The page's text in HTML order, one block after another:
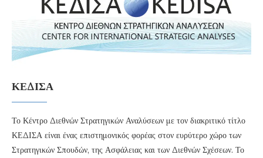
ΚΕΔΙΣΑ
Το Κέντρο Διεθνών Στρατηγικών Αναλύσεων με τον διακριτικό τίτλο
ΚΕΔΙΣΑ είναι ένας επιστημονικός φορέας στον ευρύτερο χώρο των
Στρατηγικών Σπουδών, της Ασφάλειας και των Διεθνών Σχέσεων. Το